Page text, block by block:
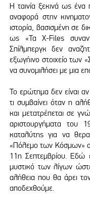
Η ταινία ξεκινά ως ένα
αναφορά στην
ιστορία, βασισμένη σε
ως «Τα X-Files
Σπίλμπεργκ δεν
εξωγήινο στοιχείο των
να συνομιλήσει με μια
Το ερώτημα δεν είναι
τι συμβαίνει όταν η
και μετατρέπεται σε
αριστουργήματα του
καταλύτης για να
«Πόλεμο των Κόσμων»
11η Σεπτεμβρίου. Εδώ
μυστικό των λίγων
αλήθεια που θα άρει
αποδεχθούμε.